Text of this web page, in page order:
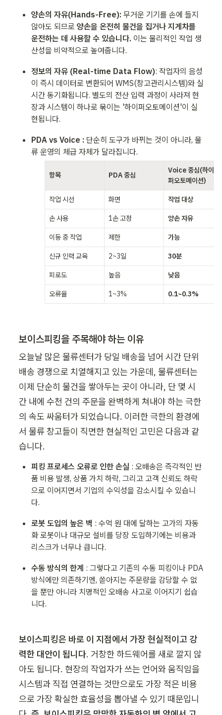
양손의 자유(Hands-Free): 무거운 기기를 손에 들지
않아도 되므로 양손을 온전히 물건을 집거나 지게차를
운전하는 데 사용할 수 있습니다. 이는 물리적인 작업 생
산성을 비약적으로 높여줍니다.
정보의 자유 (Real-time Data Flow): 작업자의 음성
이 즉시 데이터로 변환되어 WMS(창고관리시스템)와 실
시간 동기화됩니다. 별도의 전산 입력 과정이 사라져 현
장과 시스템이 하나로 묶이는 '하이퍼오토메이션'이 실
현됩니다.
PDA vs Voice : 단순히 도구가 바뀌는 것이 아니라, 물
류 운영의 체급 자체가 달라집니다.
항목 PDA 중심
Voice 중심(하이
퍼오토메이션)
작업 시선 화면 작업 대상
손 사용 1손 고정 양손 자유
이동 중 작업 제한 가능
신규 인력 교육 2~3일 30분
피로도 높음 낮음
오류율 1~3% 0.1~0.3%
보이스피킹을 주목해야 하는 이유
오늘날 많은 물류센터가 당일 배송을 넘어 시간 단위
배송 경쟁으로 치열해지고 있는 가운데, 물류센터는
이제 단순히 물건을 쌓아두는 곳이 아니라, 단 몇 시
간 내에 수천 건의 주문을 완벽하게 쳐내야 하는 극한
의 속도 싸움터가 되었습니다. 이러한 극한의 환경에
서 물류 창고들이 직면한 현실적인 고민은 다음과 같
습니다.
피킹 프로세스 오류로 인한 손실 : 오배송은 즉각적인 반
품 비용 발생, 상품 가치 하락, 그리고 고객 신뢰도 하락
으로 이어지면서 기업의 수익성을 감소시킬 수 있습니
다.
로봇 도입의 높은 벽 : 수억 원 대에 달하는 고가의 자동
화 로봇이나 대규모 설비를 당장 도입하기에는 비용과
리스크가 너무나 큽니다.
수동 방식의 한계 : 그렇다고 기존의 수동 피킹이나 PDA
방식에만 의존하기엔, 쏟아지는 주문량을 감당할 수 없
을 뿐만 아니라 치명적인 오배송 사고로 이어지기 쉽습
니다.
보이스피킹은 바로 이 지점에서 가장 현실적이고 강
력한 대안이 됩니다. 거창한 하드웨어를 새로 깔지 않
아도 됩니다. 현장의 작업자가 쓰는 언어와 움직임을
시스템과 직접 연결하는 것만으로도 가장 적은 비용
으로 가장 확실한 효율성을 뽑아낼 수 있기 때문입니